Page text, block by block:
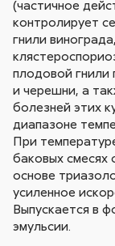
(частичное
контролирует
гнили
плодовой гнили
и черешни, а
болезней этих
диапазоне
При
баковых смесях
основе
усиленное
Выпускается в
эмульсии.